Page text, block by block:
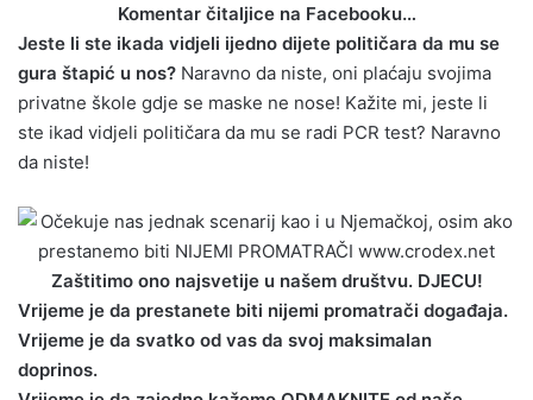
Komentar čitaljice na Facebooku…
Jeste li ste ikada vidjeli ijedno dijete političara da mu se
gura štapić u nos? Naravno da niste, oni plaćaju svojima
privatne škole gdje se maske ne nose! Kažite mi, jeste li
ste ikad vidjeli političara da mu se radi PCR test? Naravno
da niste!
Zaštitimo ono najsvetije u našem društvu. DJECU!
Vrijeme je da prestanete biti nijemi promatrači događaja.
Vrijeme je da svatko od vas da svoj maksimalan
doprinos.